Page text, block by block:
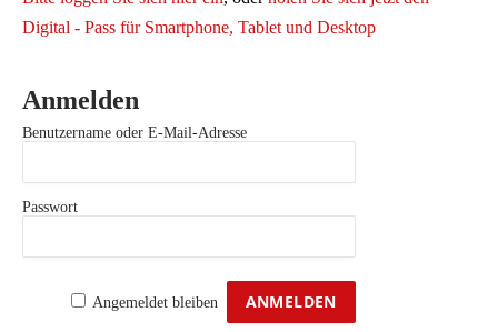
Digital - Pass für Smartphone, Tablet und Desktop
Anmelden
Benutzername oder E-Mail-Adresse
Passwort
Angemeldet bleiben